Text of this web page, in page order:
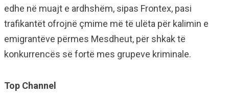
edhe në muajt e ardhshëm, sipas Frontex, pasi
trafikantët ofrojnë çmime më të ulëta për kalimin e
emigrantëve përmes Mesdheut, për shkak të
konkurrencës së fortë mes grupeve kriminale.
Top Channel